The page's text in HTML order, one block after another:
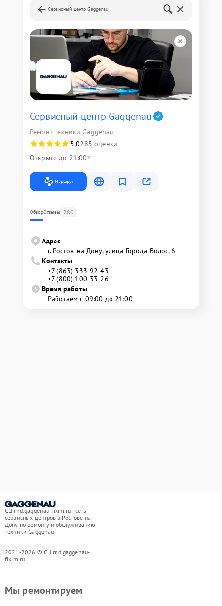
Сервисный центр Gaggenau
Сервисный центр Gaggenau
Ремонт техники Gaggenau
5,0285 оценки
Открыто до 21:00
Маршрут
ОбзорОтзывы 280
Адрес
г. Ростов-на-Дону, улица Города Волос, 6
Контакты
+7 (863) 333-92-43
+7 (800) 100-33-26
Время работы
Работаем с 09:00 до 21:00
СЦ rnd.gaggenau-fixim.ru - сеть
сервисных центров в Ростове-на-
Дону по ремонту и обслуживанию
техники Gaggenau
2021-2026 © СЦ rnd.gaggenau-
fixim.ru
Мы ремонтируем